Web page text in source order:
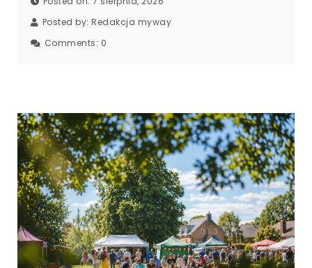
Posted by: Redakcja myway
Comments: 0